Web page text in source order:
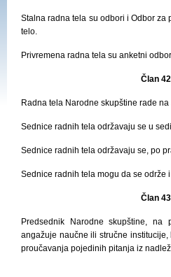
Stalna radna tela su odbori i Odbor za
telo.
Privremena radna tela su anketni
Član
Radna tela Narodne skupštine rade
Sednice radnih tela održavaju se u
Sednice radnih tela održavaju se, po
Sednice radnih tela mogu da se održe
Član 4
Predsednik Narodne skupštine,
angažuje naučne ili stručne
proučavanja pojedinih pitanja iz